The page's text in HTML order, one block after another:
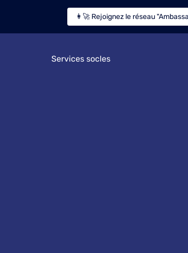
👩‍🚀 Rejoignez le réseau
Services socles